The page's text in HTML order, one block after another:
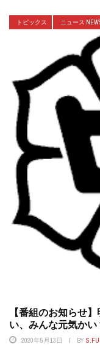
トピックス ニュース
【番組のお知らせ
い、みんな元気か
2020年5月13日 BY